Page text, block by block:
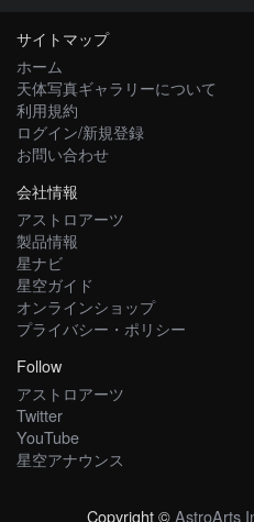
サイトマップ
ホーム
天体写真ギャラリーについて
利用規約
ログイン/新規登録
お問い合わせ
会社情報
アストロアーツ
製品情報
星ナビ
星空ガイド
オンラインショップ
プライバシー・ポリシー
Follow
アストロアーツ
Twitter
YouTube
星空アナウンス
Copyright ©AstroArts